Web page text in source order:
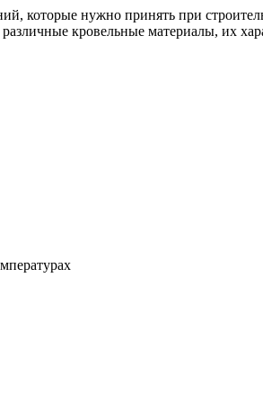
которые нужно принять при
кровельные материалы, их